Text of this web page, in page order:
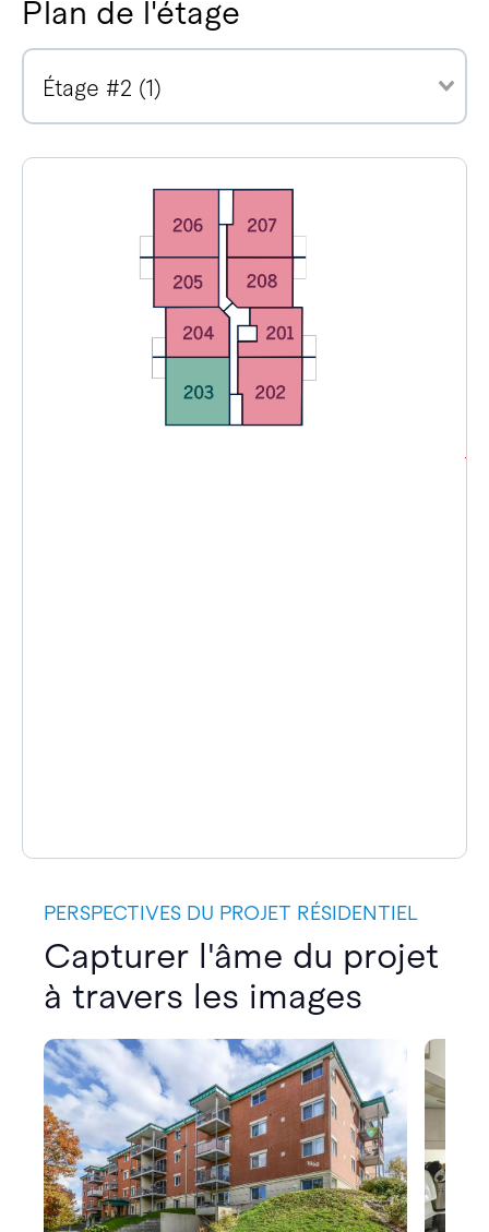
Plan de l'étage
Étage #2 (1)
PERSPECTIVES DU PROJET RÉSIDENTIEL
Capturer l'âme du projet
à travers les images